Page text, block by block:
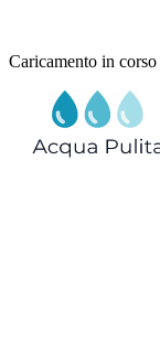
Caricamento in corso